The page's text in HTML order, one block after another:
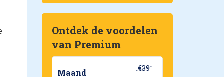
Ontdek de voordelen
van Premium
Maand
€39